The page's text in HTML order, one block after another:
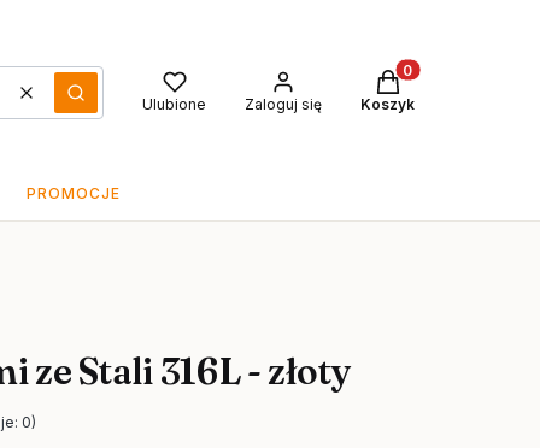
WyczyśćSzukaj Ulubione Zaloguj się
Produkty w
Koszyk
PROMOCJE
ze Stali 316L - złoty
0)